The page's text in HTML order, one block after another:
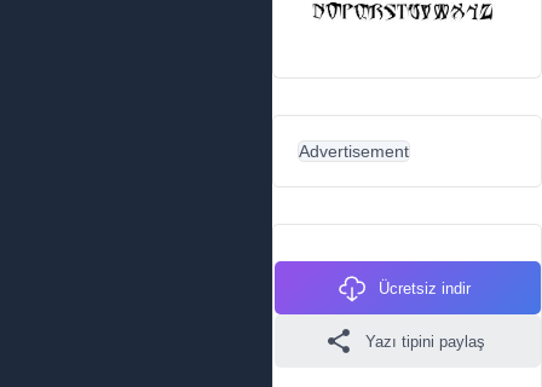
Advertisement
Ücretsiz indir
Yazı tipini paylaş